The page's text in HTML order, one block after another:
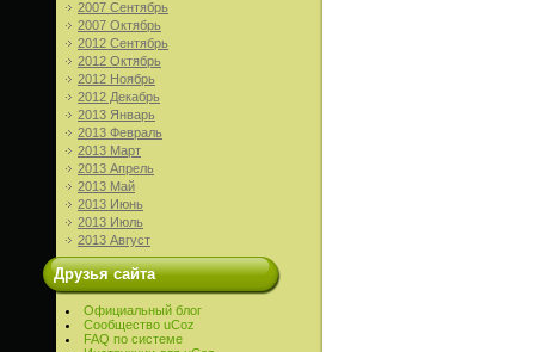
2007 Сентябрь
2007 Октябрь
2012 Сентябрь
2012 Октябрь
2012 Ноябрь
2012 Декабрь
2013 Январь
2013 Февраль
2013 Март
2013 Апрель
2013 Май
2013 Июнь
2013 Июль
2013 Август
Друзья сайта
Официальный блог
Сообщество uCoz
FAQ по системе